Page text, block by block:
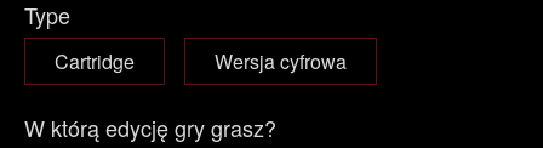
Type
Cartridge Wersja cyfrowa
W którą edycję gry grasz?